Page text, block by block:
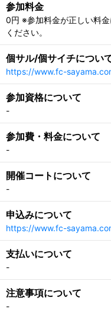
参加料金
0円 ※参加料金が正しい料
ください。
個サル/個サイチについ
https://www.fc-
参加資格について
-
参加費・料金について
-
開催コートについて
-
申込みについて
https://www.fc-
支払いについて
-
注意事項について
-